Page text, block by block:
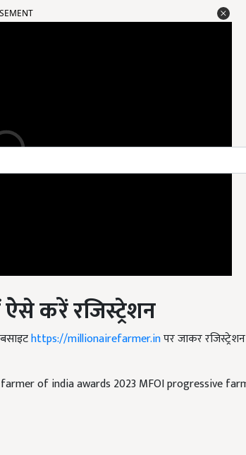
करें रजिस्ट्रेशन
https://millionairefarmer.in